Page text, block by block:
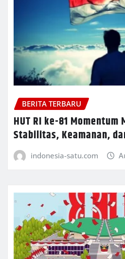
BERITA TERBARU
HUT RI ke-81 Momentum
Stabilitas, Keamanan,
indonesia-satu.com